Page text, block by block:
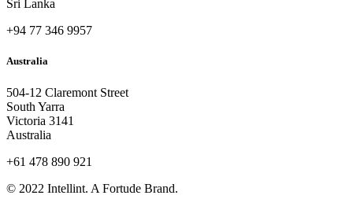
Sri Lanka
+94 77 346 9957
Australia
504-12 Claremont Street
South Yarra
Victoria 3141
Australia
+61 478 890 921
© 2022 Intellint. A Fortude Brand.